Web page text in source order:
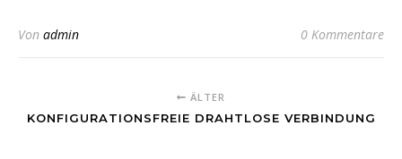
Von admin 0 Kommentare
ÄLTER
KONFIGURATIONSFREIE DRAHTLOSE VERBINDUNG